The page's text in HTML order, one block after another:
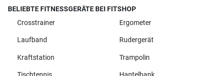
BELIEBTE FITNESSGERÄTE BEI FITSHOP
Crosstrainer
Ergometer
Laufband Rudergerät
Kraftstation Trampolin